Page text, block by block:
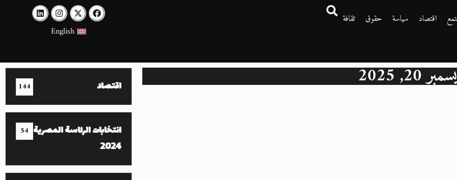
اقتصاد سياسة حقوق
ثقافة
English
20, 2025 اقتصاد 144
انتخابات الرئاسة المصرية
2024
54